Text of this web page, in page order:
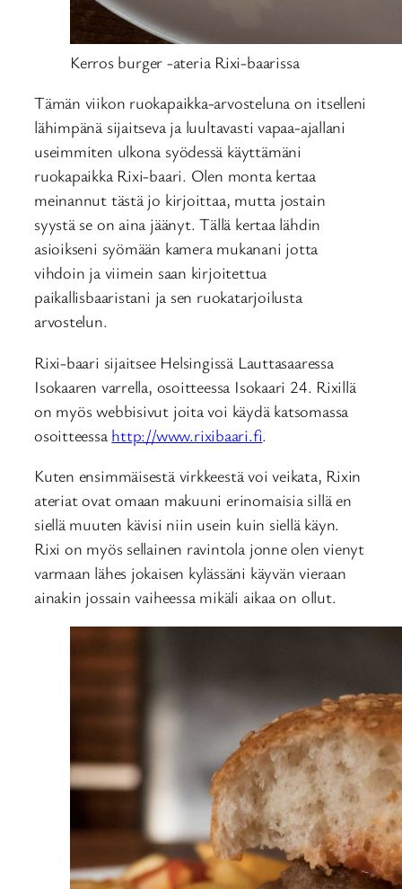
Kerros burger -ateria Rixi-baarissa
Tämän viikon ruokapaikka-arvosteluna on itselleni
lähimpänä sijaitseva ja luultavasti vapaa-ajallani
useimmiten ulkona syödessä käyttämäni
ruokapaikka Rixi-baari. Olen monta kertaa
meinannut tästä jo kirjoittaa, mutta jostain
syystä se on aina jäänyt. Tällä kertaa lähdin
asioikseni syömään kamera mukanani jotta
vihdoin ja viimein saan kirjoitettua
paikallisbaaristani ja sen ruokatarjoilusta
arvostelun.
Rixi-baari sijaitsee Helsingissä Lauttasaaressa
Isokaaren varrella, osoitteessa Isokaari 24. Rixillä
on myös webbisivut joita voi käydä katsomassa
osoitteessa http://www.rixibaari.fi.
Kuten ensimmäisestä virkkeestä voi veikata, Rixin
ateriat ovat omaan makuuni erinomaisia sillä en
siellä muuten kävisi niin usein kuin siellä käyn.
Rixi on myös sellainen ravintola jonne olen vienyt
varmaan lähes jokaisen kylässäni käyvän vieraan
ainakin jossain vaiheessa mikäli aikaa on ollut.